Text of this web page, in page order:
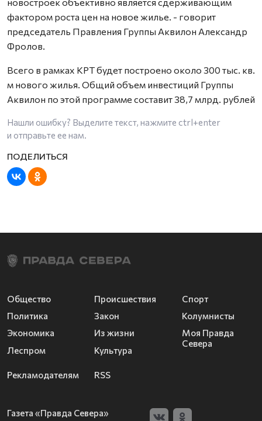
новостроек объективно является сдерживающим
фактором роста цен на новое жилье. - говорит
председатель Правления Группы Аквилон Александр
Фролов.
Всего в рамках КРТ будет построено около 300 тыс. кв.
м нового жилья. Общий объем инвестиций Группы
Аквилон по этой программе составит 38,7 млрд. рублей
Нашли ошибку? Выделите текст, нажмите ctrl+enter
и отправьте ее нам.
Общество
Политика
Экономика
Леспром
Происшествия
Закон
Из жизни
Культура
Спорт
Колумнисты
Моя Правда
Севера
Рекламодателям RSS
Газета «Правда Севера»